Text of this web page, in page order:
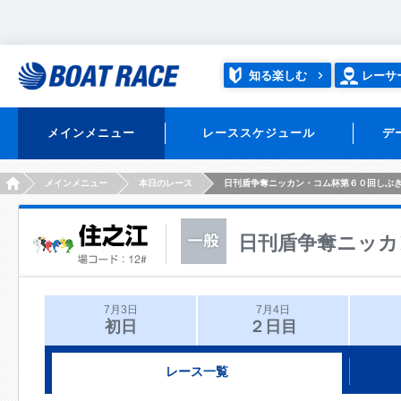
知る楽しむ レーサ
メインメニュー レーススケジュール デ
HOMEメインメニュー 本日のレース 日刊盾争奪ニッカン・コム杯第６０回しぶ
日刊盾争奪ニッ
7月3日
初日
7月4日
２日目
レース一覧